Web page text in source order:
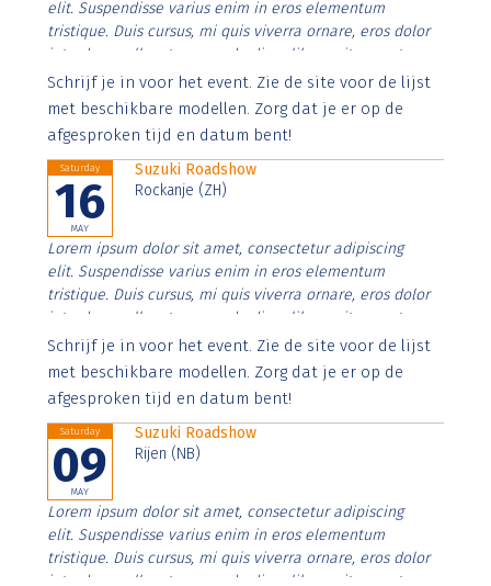
elit. Suspendisse varius enim in eros elementum
tristique. Duis cursus, mi quis viverra ornare, eros dolor
interdum nulla, ut commodo diam libero vitae erat.
Aenean faucibus nibh et justo cursus id rutrum lorem
imperdiet. Nunc ut sem vitae risus tristique posuere.
Schrijf je in voor het event. Zie de site voor de lijst
met beschikbare modellen. Zorg dat je er op de
afgesproken tijd en datum bent!
Saturday
16
MAY
Suzuki Roadshow
Rockanje (ZH)
Lorem ipsum dolor sit amet, consectetur adipiscing
elit. Suspendisse varius enim in eros elementum
tristique. Duis cursus, mi quis viverra ornare, eros dolor
interdum nulla, ut commodo diam libero vitae erat.
Aenean faucibus nibh et justo cursus id rutrum lorem
imperdiet. Nunc ut sem vitae risus tristique posuere.
Schrijf je in voor het event. Zie de site voor de lijst
met beschikbare modellen. Zorg dat je er op de
afgesproken tijd en datum bent!
Saturday
09
MAY
Suzuki Roadshow
Rijen (NB)
Lorem ipsum dolor sit amet, consectetur adipiscing
elit. Suspendisse varius enim in eros elementum
tristique. Duis cursus, mi quis viverra ornare, eros dolor
interdum nulla, ut commodo diam libero vitae erat.